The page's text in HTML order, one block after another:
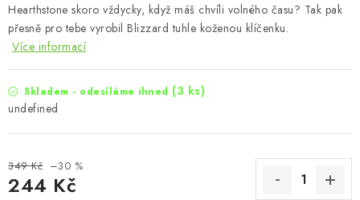
Hearthstone skoro vždycky, když máš chvíli volného času? Tak pak
přesně pro tebe vyrobil Blizzard tuhle koženou klíčenku.
Více informací
Skladem - odesíláme ihned (3 ks)
undefined
349 Kč –30 %
244 Kč